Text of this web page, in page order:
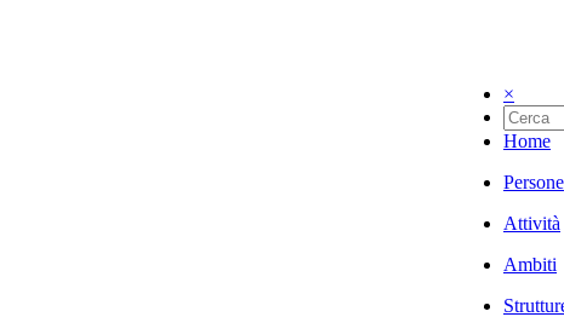
×
Home
Persone
Attività
Ambiti